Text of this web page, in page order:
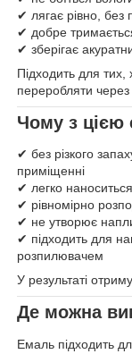
✔ лягає рівно, без
✔ добре
✔ зберігає
Підходить для тих,
переробляти через
Чому з цією
✔ без різкого
приміщенні
✔ легко
✔ рівномірно
✔ не утворює
✔ підходить для
розпилювачем
У результаті
Де можна
Емаль підходить